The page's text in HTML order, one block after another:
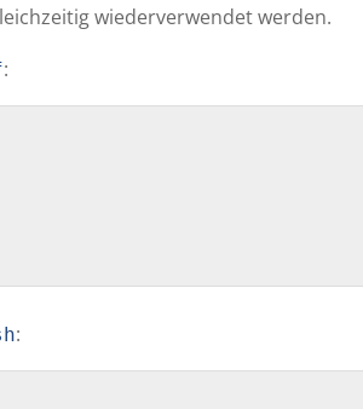
wiederverwendet werden.
:
: